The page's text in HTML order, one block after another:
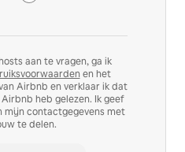
aan te vragen, ga ik
en het
Airbnb en verklaar ik dat
Airbnb heb gelezen. Ik geef
mijn contactgegevens met
te delen.